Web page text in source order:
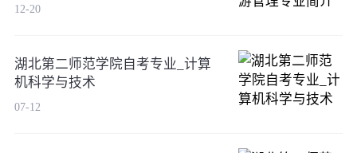
12-20
湖北第二师范学院自考专业_计算
机科学与技术
07-12